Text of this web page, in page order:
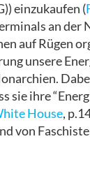
einzukaufen (
an der
auf Rügen
unsere
sie ihre
House,
von